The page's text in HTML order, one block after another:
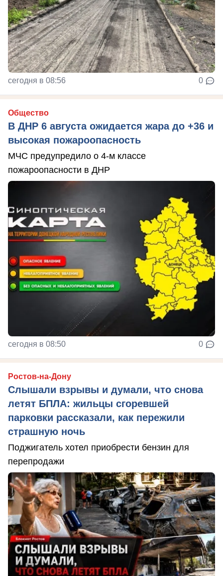
сегодня в 08:56 0
Общество
В ДНР 6 августа ожидается жара до +36 и
высокая пожароопасность
МЧС предупредило о 4-м классе
пожароопасности в ДНР
сегодня в 08:50 0
Ростов-на-Дону
Слышали взрывы и думали, что снова
летят БПЛА: жильцы сгоревшей
парковки рассказали, как пережили
страшную ночь
Поджигатель хотел приобрести бензин для
перепродажи